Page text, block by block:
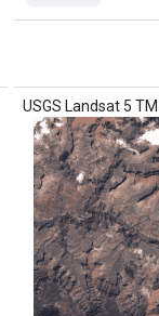
USGS Landsat 5 TM